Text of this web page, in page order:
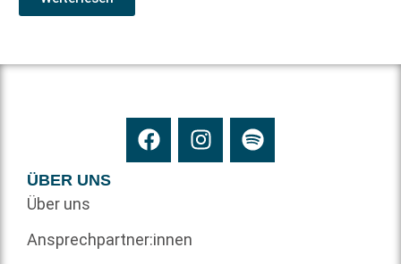
ÜBER UNS
Über uns
Ansprechpartner:innen